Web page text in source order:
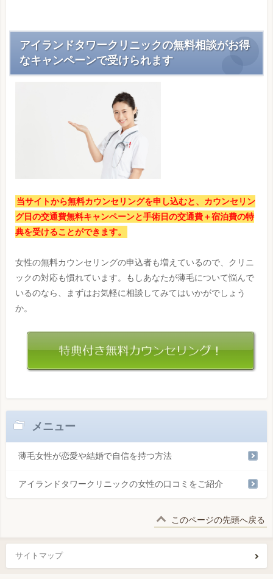
アイランドタワークリニックの無料相談がお得
なキャンペーンで受けられます
当サイトから無料カウンセリングを申し込むと、カウンセリン
グ日の交通費無料キャンペーンと手術日の交通費＋宿泊費の特
典を受けることができます。
女性の無料カウンセリングの申込者も増えているので、クリニ
ックの対応も慣れています。もしあなたが薄毛について悩んで
いるのなら、まずはお気軽に相談してみてはいかがでしょう
か。
このページの先頭へ戻る
メニュー
薄毛女性が恋愛や結婚で自信を持つ方法
アイランドタワークリニックの女性の口コミをご紹介
サイトマップ